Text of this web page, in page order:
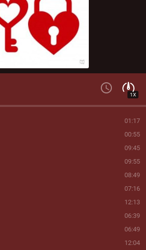
1X
01:17
00:55
09:45
09:55
08:49
07:16
12:13
06:39
06:49
12:04